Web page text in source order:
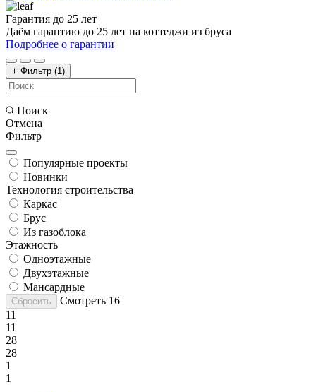
Гарантия до 25 лет
Даём гарантию до 25 лет на коттеджи из бруса
Подробнее о гарантии
Фильтр (1)
Поиск
Отмена
Фильтр
Популярные проекты
Новинки
Технология строительства
Каркас
Брус
Из газоблока
Этажность
Одноэтажные
Двухэтажные
Мансардные
Сбросить Смотреть 16
11
11
28
28
1
1